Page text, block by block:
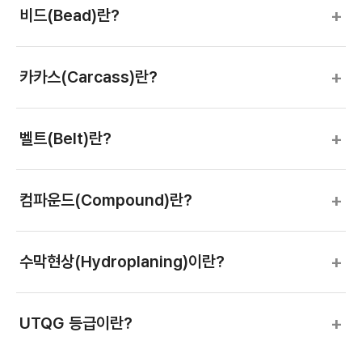
비드(Bead)란? +
카카스(Carcass)란? +
벨트(Belt)란? +
컴파운드(Compound)란? +
수막현상(Hydroplaning)이란? +
UTQG 등급이란? +